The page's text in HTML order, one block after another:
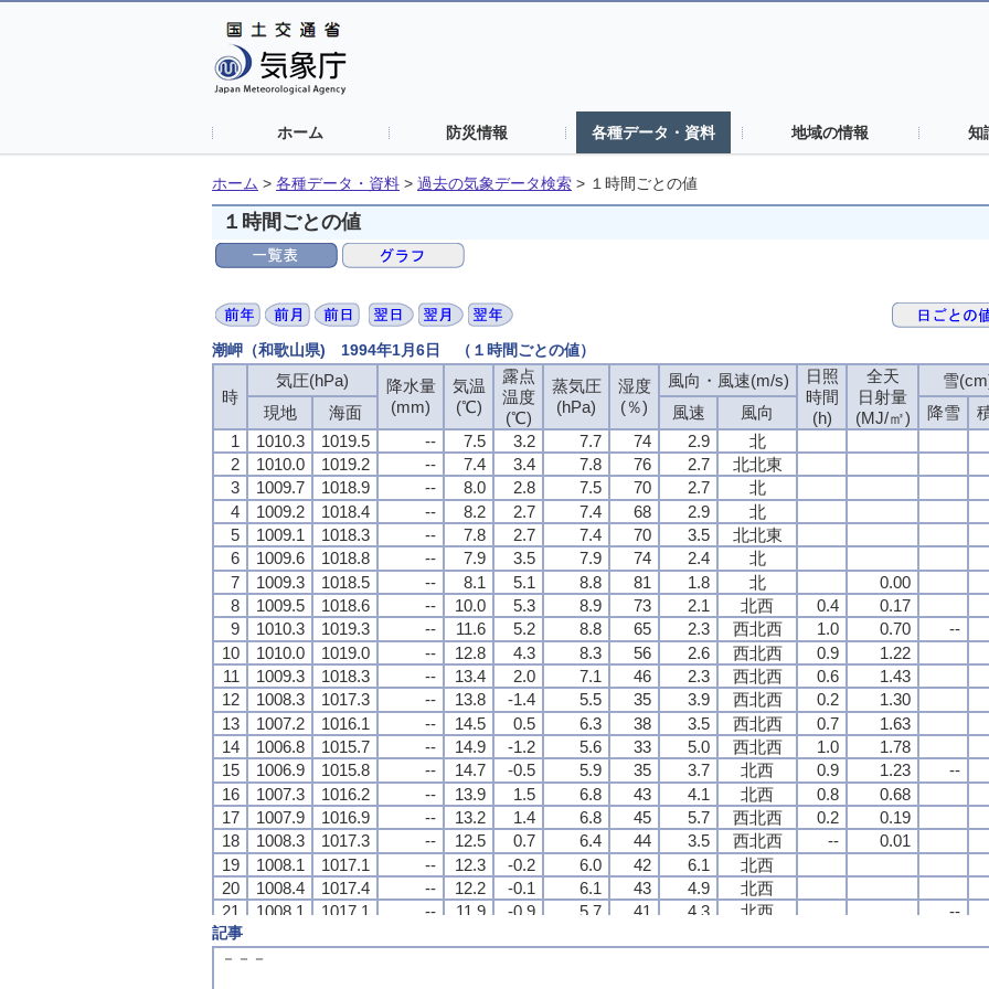
ホーム 防災情報 各種データ・資料 地域の情報 知
ホーム > 各種データ・資料 > 過去の気象データ検索 > １時間ごとの値
１時間ごとの値
潮岬（和歌山県) 1994年1月6日 （１時間ごとの値）
時
気圧(hPa)
降水量
(mm)
気温
(℃)
露点
温度
(℃)
蒸気圧
(hPa)
湿度
(％)
風向・風速(m/s)
日照
時間
(h)
全天
日射量
(MJ/㎡)
雪
現地 海面 風速 風向 降雪
1
1010.3 1019.5 -- 7.5 3.2 7.7 74 2.9
北
2
1010.0 1019.2 -- 7.4 3.4 7.8 76 2.7
北北東
3
1009.7 1018.9 -- 8.0 2.8 7.5 70 2.7 北
4
1009.2 1018.4 -- 8.2 2.7 7.4 68 2.9
北
5
1009.1 1018.3 -- 7.8 2.7 7.4 70 3.5
北北東
6
1009.6 1018.8 -- 7.9 3.5 7.9 74 2.4 北
7
1009.3 1018.5 -- 8.1 5.1 8.8 81 1.8 北
0.00
8
1009.5 1018.6 -- 10.0 5.3 8.9 73 2.1 北西 0.4
0.17
9
1010.3 1019.3 -- 11.6 5.2 8.8 65 2.3 西北西 1.0 0.70 --
10
1010.0 1019.0 -- 12.8 4.3 8.3 56 2.6 西北西 0.9
1.22
11
1009.3 1018.3 -- 13.4 2.0 7.1 46 2.3 西北西 0.6
1.43
12
1008.3 1017.3 -- 13.8 -1.4 5.5 35 3.9 西北西 0.2 1.30
13
1007.2 1016.1 -- 14.5 0.5 6.3 38 3.5 西北西 0.7
1.63
14
1006.8 1015.7 -- 14.9 -1.2 5.6 33 5.0 西北西 1.0
1.78
15
1006.9 1015.8 -- 14.7 -0.5 5.9 35 3.7 北西 0.9 1.23 --
16
1007.3 1016.2 -- 13.9 1.5 6.8 43 4.1 北西 0.8
0.68
17
1007.9 1016.9 -- 13.2 1.4 6.8 45 5.7 西北西 0.2
0.19
18
1008.3 1017.3 -- 12.5 0.7 6.4 44 3.5 西北西 -- 0.01
19
1008.1 1017.1 -- 12.3 -0.2 6.0 42 6.1
北西
20
1008.4 1017.4 -- 12.2 -0.1 6.1 43 4.9
北西
21
1008.1 1017.1 -- 11.9 -0.9 5.7 41 4.3 北西 --
22
23
1007.2
時
気圧(hPa)
降水量
(mm)
気温
(℃)
露点
温度
(℃)
蒸気圧
(hPa)
湿度
(％)
風向・風速(m/s)
日照
時間
(h)
全天
日射量
(MJ/㎡)
雪
現地 海面 風速 風向 降雪
1
1010.3 1019.5 -- 7.5 3.2 7.7 74 2.9
北
2
1010.0 1019.2 -- 7.4 3.4 7.8 76 2.7
北北東
3
1009.7 1018.9 -- 8.0 2.8 7.5 70 2.7 北
4
1009.2 1018.4 -- 8.2 2.7 7.4 68 2.9
北
5
1009.1 1018.3 -- 7.8 2.7 7.4 70 3.5
北北東
6
1009.6 1018.8 -- 7.9 3.5 7.9 74 2.4 北
7
1009.3 1018.5 -- 8.1 5.1 8.8 81 1.8 北
0.00
8
1009.5 1018.6 -- 10.0 5.3 8.9 73 2.1 北西 0.4
0.17
9
1010.3 1019.3 -- 11.6 5.2 8.8 65 2.3 西北西 1.0 0.70 --
10
1010.0 1019.0 -- 12.8 4.3 8.3 56 2.6 西北西 0.9
1.22
11
1009.3 1018.3 -- 13.4 2.0 7.1 46 2.3 西北西 0.6
1.43
12
1008.3 1017.3 -- 13.8 -1.4 5.5 35 3.9 西北西 0.2 1.30
13
1007.2 1016.1 -- 14.5 0.5 6.3 38 3.5 西北西 0.7
1.63
14
1006.8 1015.7 -- 14.9 -1.2 5.6 33 5.0 西北西 1.0
1.78
15
1006.9 1015.8 -- 14.7 -0.5 5.9 35 3.7 北西 0.9 1.23 --
16
1007.3 1016.2 -- 13.9 1.5 6.8 43 4.1 北西 0.8
0.68
17
1007.9 1016.9 -- 13.2 1.4 6.8 45 5.7 西北西 0.2
0.19
18
1008.3 1017.3 -- 12.5 0.7 6.4 44 3.5 西北西 -- 0.01
19
1008.1 1017.1 -- 12.3 -0.2 6.0 42 6.1
北西
20
1008.4 1017.4 -- 12.2 -0.1 6.1 43 4.9
北西
21
1008.1 1017.1 -- 11.9 -0.9 5.7 41 4.3 北西 --
22
23
1007.2
時
気圧(hPa)
降水量
(mm)
気温
(℃)
露点
温度
(℃)
蒸気圧
(hPa)
湿度
(％)
風向・風速(m/s)
日照
時間
(h)
全天
日射量
(MJ/㎡)
雪
現地 海面 風速 風向 降雪
1
1010.3 1019.5 -- 7.5 3.2 7.7 74 2.9
北
2
1010.0 1019.2 -- 7.4 3.4 7.8 76 2.7
北北東
3
1009.7 1018.9 -- 8.0 2.8 7.5 70 2.7 北
4
1009.2 1018.4 -- 8.2 2.7 7.4 68 2.9
北
5
1009.1 1018.3 -- 7.8 2.7 7.4 70 3.5
北北東
6
1009.6 1018.8 -- 7.9 3.5 7.9 74 2.4 北
7
1009.3 1018.5 -- 8.1 5.1 8.8 81 1.8 北
0.00
8
1009.5 1018.6 -- 10.0 5.3 8.9 73 2.1 北西 0.4
0.17
9
1010.3 1019.3 -- 11.6 5.2 8.8 65 2.3 西北西 1.0 0.70 --
10
1010.0 1019.0 -- 12.8 4.3 8.3 56 2.6 西北西 0.9
1.22
11
1009.3 1018.3 -- 13.4 2.0 7.1 46 2.3 西北西 0.6
1.43
12
1008.3 1017.3 -- 13.8 -1.4 5.5 35 3.9 西北西 0.2 1.30
13
1007.2 1016.1 -- 14.5 0.5 6.3 38 3.5 西北西 0.7
1.63
14
1006.8 1015.7 -- 14.9 -1.2 5.6 33 5.0 西北西 1.0
1.78
15
1006.9 1015.8 -- 14.7 -0.5 5.9 35 3.7 北西 0.9 1.23 --
16
1007.3 1016.2 -- 13.9 1.5 6.8 43 4.1 北西 0.8
0.68
17
1007.9 1016.9 -- 13.2 1.4 6.8 45 5.7 西北西 0.2
0.19
18
1008.3 1017.3 -- 12.5 0.7 6.4 44 3.5 西北西 -- 0.01
19
1008.1 1017.1 -- 12.3 -0.2 6.0 42 6.1
北西
20
1008.4 1017.4 -- 12.2 -0.1 6.1 43 4.9
北西
21
1008.1 1017.1 -- 11.9 -0.9 5.7 41 4.3 北西 --
22
23
1007.2
時
気圧(hPa)
降水量
(mm)
気温
(℃)
露点
温度
(℃)
蒸気圧
(hPa)
湿度
(％)
風向・風速(m/s)
日照
時間
(h)
全天
日射量
(MJ/㎡)
雪
現地 海面 風速 風向 降雪
1
1010.3 1019.5 -- 7.5 3.2 7.7 74 2.9
北
2
1010.0 1019.2 -- 7.4 3.4 7.8 76 2.7
北北東
3
1009.7 1018.9 -- 8.0 2.8 7.5 70 2.7 北
4
1009.2 1018.4 -- 8.2 2.7 7.4 68 2.9
北
5
1009.1 1018.3 -- 7.8 2.7 7.4 70 3.5
北北東
6
1009.6 1018.8 -- 7.9 3.5 7.9 74 2.4 北
7
1009.3 1018.5 -- 8.1 5.1 8.8 81 1.8 北
0.00
8
1009.5 1018.6 -- 10.0 5.3 8.9 73 2.1 北西 0.4
0.17
9
1010.3 1019.3 -- 11.6 5.2 8.8 65 2.3 西北西 1.0 0.70 --
10
1010.0 1019.0 -- 12.8 4.3 8.3 56 2.6 西北西 0.9
1.22
11
1009.3 1018.3 -- 13.4 2.0 7.1 46 2.3 西北西 0.6
1.43
12
1008.3 1017.3 -- 13.8 -1.4 5.5 35 3.9 西北西 0.2 1.30
13
1007.2 1016.1 -- 14.5 0.5 6.3 38 3.5 西北西 0.7
1.63
14
1006.8 1015.7 -- 14.9 -1.2 5.6 33 5.0 西北西 1.0
1.78
15
1006.9 1015.8 -- 14.7 -0.5 5.9 35 3.7 北西 0.9 1.23 --
16
1007.3 1016.2 -- 13.9 1.5 6.8 43 4.1 北西 0.8
0.68
17
1007.9 1016.9 -- 13.2 1.4 6.8 45 5.7 西北西 0.2
0.19
18
1008.3 1017.3 -- 12.5 0.7 6.4 44 3.5 西北西 -- 0.01
19
1008.1 1017.1 -- 12.3 -0.2 6.0 42 6.1
北西
20
1008.4 1017.4 -- 12.2 -0.1 6.1 43 4.9
北西
21
1008.1 1017.1 -- 11.9 -0.9 5.7 41 4.3 北西 --
22
23
1007.2
記事
－－－